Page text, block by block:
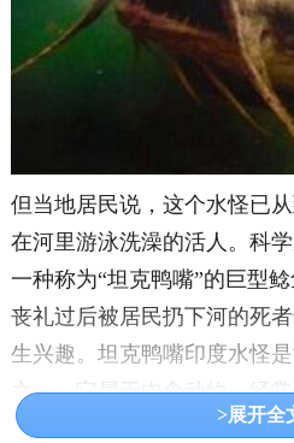
但当地居民说，这个水怪已
在河里游泳洗澡的活人。科
一种称为“坦克鸭嘴”的巨型
丧礼过后被居民扔下河的死
生兴趣。坦克鸭嘴印度水怪
之一，它属于肉食动物，经
生出攻击人类的习性。
>展开全